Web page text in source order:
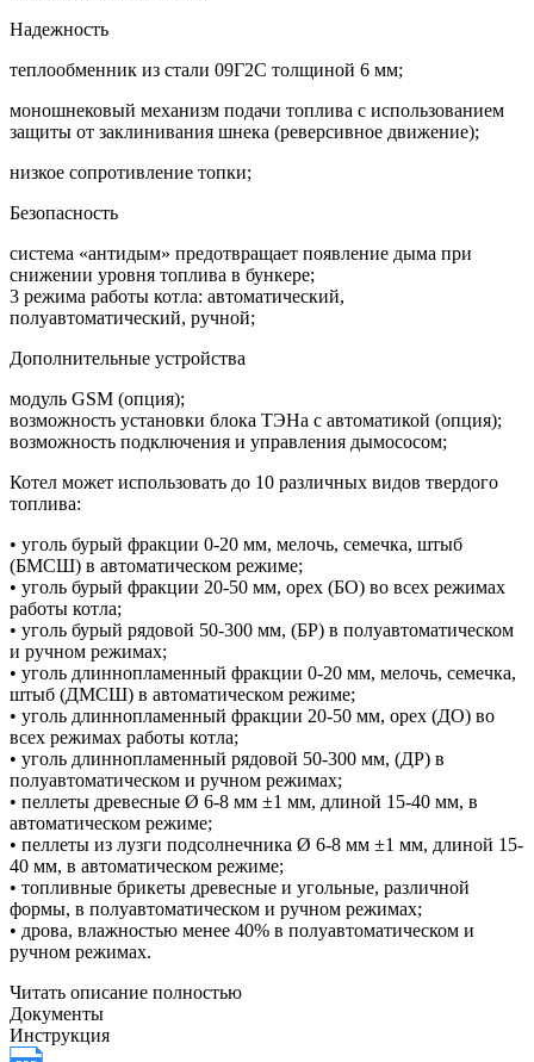
Надежность
теплообменник из стали 09Г2С толщиной 6 мм;
моношнековый механизм подачи топлива c использованием
защиты от заклинивания шнека (реверсивное движение);
низкое сопротивление топки;
Безопасность
система «антидым» предотвращает появление дыма при
снижении уровня топлива в бункере;
3 режима работы котла: автоматический,
полуавтоматический, ручной;
Дополнительные устройства
модуль GSM (опция);
возможность установки блока ТЭНа с автоматикой (опция);
возможность подключения и управления дымососом;
Котел может использовать до 10 различных видов твердого
топлива:
• уголь бурый фракции 0-20 мм, мелочь, семечка, штыб
(БМСШ) в автоматическом режиме;
• уголь бурый фракции 20-50 мм, орех (БО) во всех режимах
работы котла;
• уголь бурый рядовой 50-300 мм, (БР) в полуавтоматическом
и ручном режимах;
• уголь длиннопламенный фракции 0-20 мм, мелочь, семечка,
штыб (ДМСШ) в автоматическом режиме;
• уголь длиннопламенный фракции 20-50 мм, орех (ДО) во
всех режимах работы котла;
• уголь длиннопламенный рядовой 50-300 мм, (ДР) в
полуавтоматическом и ручном режимах;
• пеллеты древесные Ø 6-8 мм ±1 мм, длиной 15-40 мм, в
автоматическом режиме;
• пеллеты из лузги подсолнечника Ø 6-8 мм ±1 мм, длиной 15-
40 мм, в автоматическом режиме;
• топливные брикеты древесные и угольные, различной
формы, в полуавтоматическом и ручном режимах;
• дрова, влажностью менее 40% в полуавтоматическом и
ручном режимах.
Читать описание полностью
Документы
Инструкция